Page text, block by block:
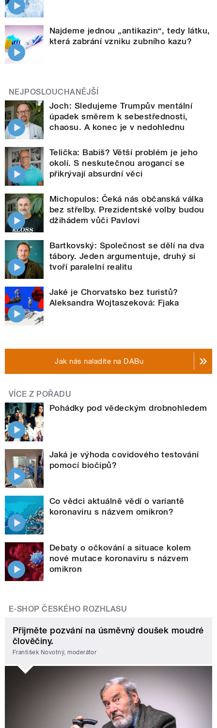
Najdeme jednou „antikazin“, tedy látku,
která zabrání vzniku zubního kazu?
NEJPOSLOUCHANĚJŠÍ
Joch: Sledujeme Trumpův mentální
úpadek směrem k sebestřednosti,
chaosu. A konec je v nedohlednu
Telička: Babiš? Větší problém je jeho
okolí. S neskutečnou arogancí se
přikrývají absurdní věci
Michopulos: Čeká nás občanská válka
bez střelby. Prezidentské volby budou
džihádem vůči Pavlovi
Bartkovský: Společnost se dělí na dva
tábory. Jeden argumentuje, druhý si
tvoří paralelní realitu
Jaké je Chorvatsko bez turistů?
Aleksandra Wojtaszeková: Fjaka
Jak nás naladíte na DABu
VÍCE Z POŘADU
Pohádky pod vědeckým drobnohledem
Jaká je výhoda covidového testování
pomocí biočipů?
Co vědci aktuálně vědí o variantě
koronaviru s názvem omikron?
Debaty o očkování a situace kolem
nové mutace koronaviru s názvem
omikron
E-SHOP ČESKÉHO ROZHLASU
Přijměte pozvání na úsměvný doušek moudré
člověčiny.
František Novotný, moderátor